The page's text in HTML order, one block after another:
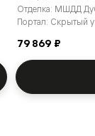
Отделка: МШДД
Портал: Скрытый
79 869 ₽